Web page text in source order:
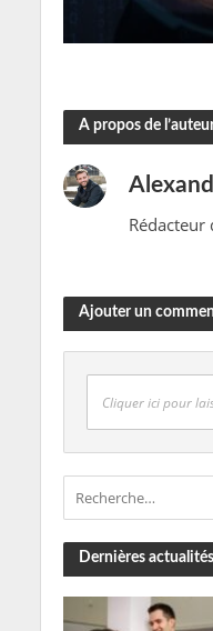
A propos de
Ajouter un
Cliquer ici pour
Dernières actualités